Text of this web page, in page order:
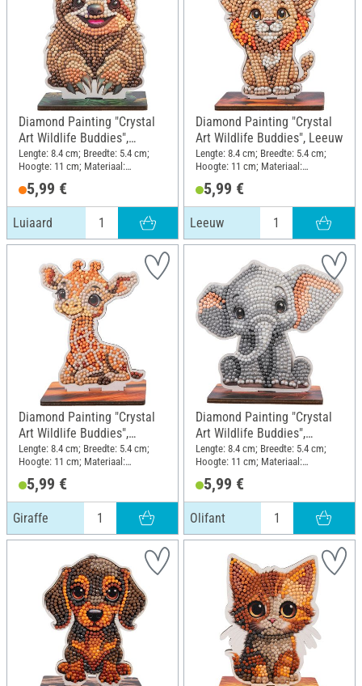
Diamond Painting "Crystal
Art Wildlife Buddies",
Luiaard
Lengte: 8.4 cm; Breedte: 5.4 cm;
Hoogte: 11 cm; Materiaal:
5,99 €
Luiaard
Diamond Painting "Crystal
Art Wildlife Buddies", Leeuw
Lengte: 8.4 cm; Breedte: 5.4 cm;
Hoogte: 11 cm; Materiaal:
5,99 €
Leeuw
Diamond Painting "Crystal
Art Wildlife Buddies",
Giraffe
Lengte: 8.4 cm; Breedte: 5.4 cm;
Hoogte: 11 cm; Materiaal:
5,99 €
Giraffe
Diamond Painting "Crystal
Art Wildlife Buddies",
Olifant
Lengte: 8.4 cm; Breedte: 5.4 cm;
Hoogte: 11 cm; Materiaal:
5,99 €
Olifant